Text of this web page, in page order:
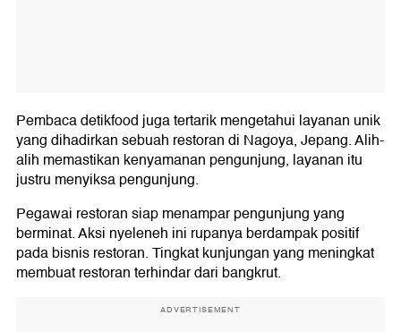
Pembaca detikfood juga tertarik mengetahui layanan unik
yang dihadirkan sebuah restoran di Nagoya, Jepang. Alih-
alih memastikan kenyamanan pengunjung, layanan itu
justru menyiksa pengunjung.
Pegawai restoran siap menampar pengunjung yang
berminat. Aksi nyeleneh ini rupanya berdampak positif
pada bisnis restoran. Tingkat kunjungan yang meningkat
membuat restoran terhindar dari bangkrut.
ADVERTISEMENT